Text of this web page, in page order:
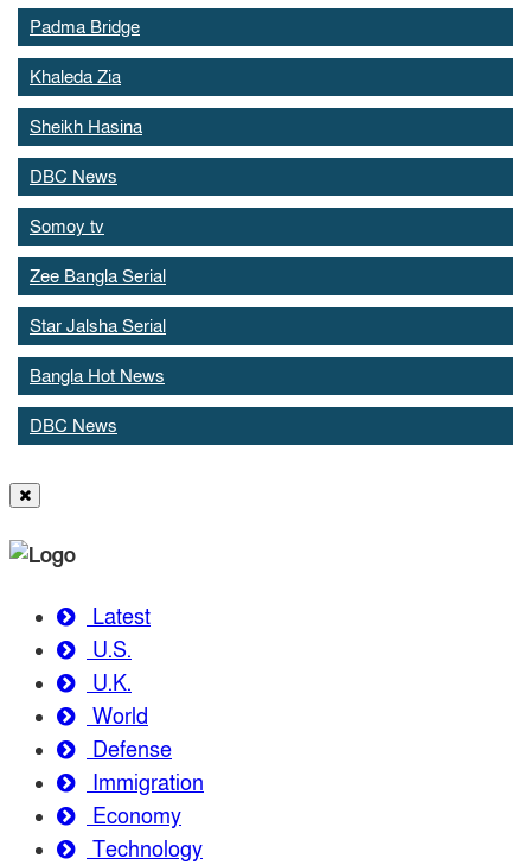
Padma Bridge
Khaleda Zia
Sheikh Hasina
DBC News
Somoy tv
Zee Bangla Serial
Star Jalsha Serial
Bangla Hot News
DBC News
Latest
U.S.
U.K.
World
Defense
Immigration
Economy
Technology